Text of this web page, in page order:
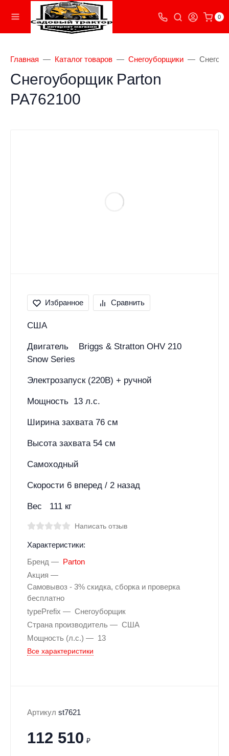
0
Главная Каталог товаров Снегоуборщики
Снегоуборщик Parton
PA762100
Избранное Сравнить
США
Двигатель Briggs & Stratton OHV 210
Snow Series
Электрозапуск (220В) + ручной
Мощность 13 л.с.
Ширина захвата 76 см
Высота захвата 54 см
Самоходный
Скорости 6 вперед / 2 назад
Вес 111 кг
Написать отзыв
Характеристики:
Бренд
Parton
Акция
Самовывоз - 3% скидка, сборка и проверка
бесплатно
typePrefix
Снегоуборщик
Страна производитель
США
Мощность (л.с.)
13
Все характеристики
Артикул st7621
112 510 ₽